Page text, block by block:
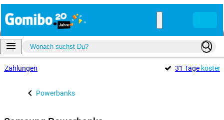
Zahlungen 31 Tage
Powerbanks